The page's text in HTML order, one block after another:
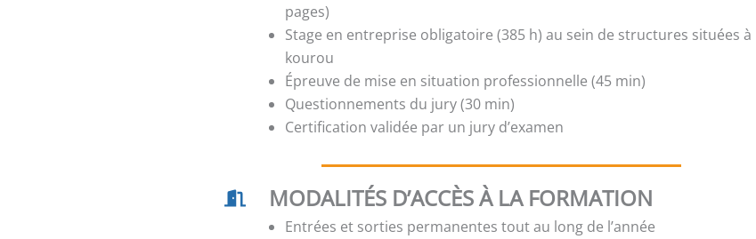
pages)
Stage en entreprise obligatoire (385 h) au sein de structures situées à
kourou
Épreuve de mise en situation professionnelle (45 min)
Questionnements du jury (30 min)
Certification validée par un jury d’examen
MODALITÉS D’ACCÈS À LA FORMATION
Entrées et sorties permanentes tout au long de l’année